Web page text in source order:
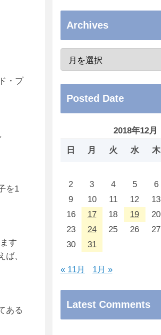
・プ
を1
す
、
ある
Archives
Posted Date
2018年12月
日 月 火 水 木
2
3 4 5 6
9
10 11 12 13
16
17 18 19 20
23
24 25 26 27
30
31
« 11月 1月 »
Latest Comments